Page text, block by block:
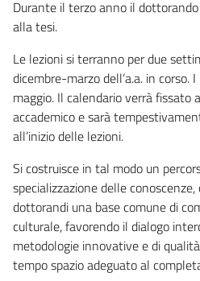
Durante il terzo anno il
alla tesi.
Le lezioni si terranno per due
dicembre-marzo dell’a.a. in corso.
maggio. Il calendario verrà fissato
accademico e sarà
all’inizio delle lezioni.
Si costruisce in tal modo un
specializzazione delle
dottorandi una base comune di
culturale, favorendo il dialogo
metodologie innovative e di
tempo spazio adeguato al